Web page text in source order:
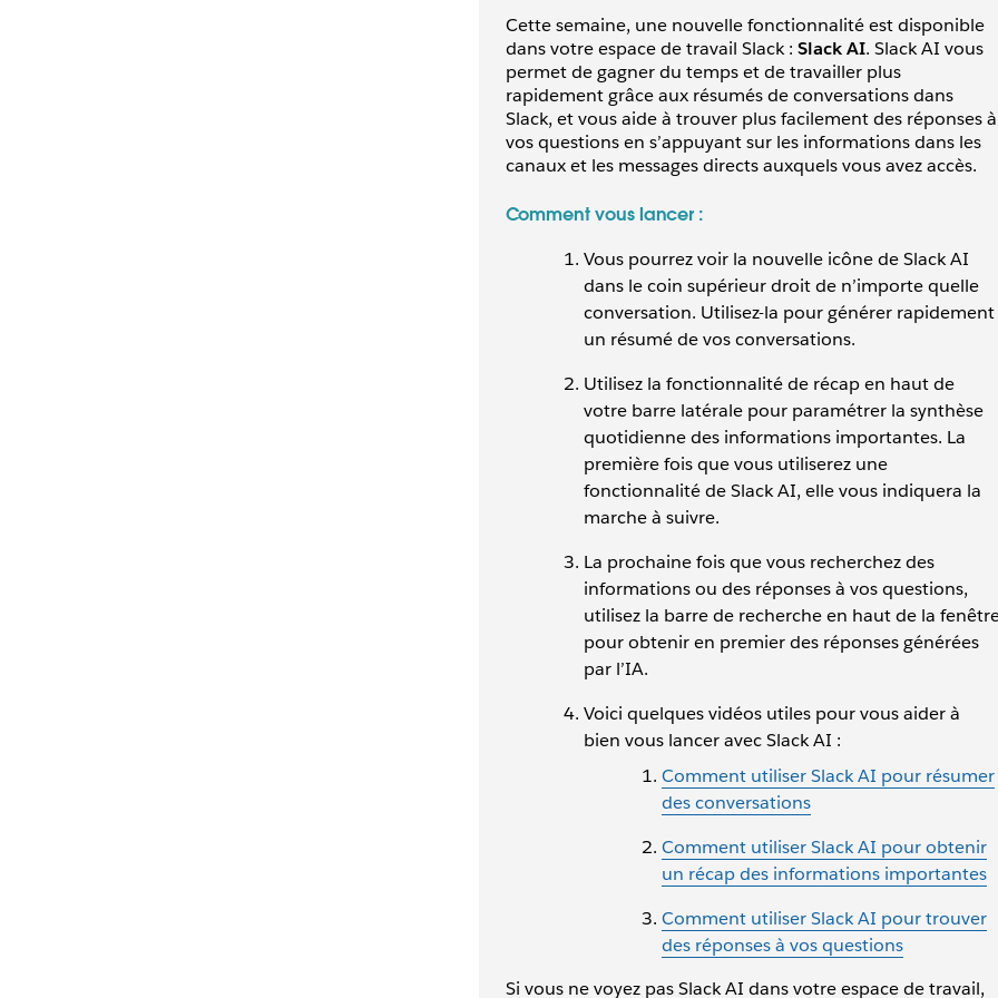
Cette semaine, une nouvelle fonctionnalité est disponible
dans votre espace de travail Slack : Slack AI. Slack AI vous
permet de gagner du temps et de travailler plus
rapidement grâce aux résumés de conversations dans
Slack, et vous aide à trouver plus facilement des réponses à
vos questions en s’appuyant sur les informations dans les
canaux et les messages directs auxquels vous avez accès.
Comment vous lancer :
Vous pourrez voir la nouvelle icône de Slack AI
dans le coin supérieur droit de n’importe quelle
conversation. Utilisez-la pour générer rapidement
un résumé de vos conversations.
Utilisez la fonctionnalité de récap en haut de
votre barre latérale pour paramétrer la synthèse
quotidienne des informations importantes. La
première fois que vous utiliserez une
fonctionnalité de Slack AI, elle vous indiquera la
marche à suivre.
La prochaine fois que vous recherchez des
informations ou des réponses à vos questions,
utilisez la barre de recherche en haut de la
pour obtenir en premier des réponses générées
par l’IA.
Voici quelques vidéos utiles pour vous aider à
bien vous lancer avec Slack AI :
Comment utiliser Slack AI pour résumer
des conversations
Comment utiliser Slack AI pour obtenir
un récap des informations importantes
Comment utiliser Slack AI pour trouver
des réponses à vos questions
Si vous ne voyez pas Slack AI dans votre espace de travail,